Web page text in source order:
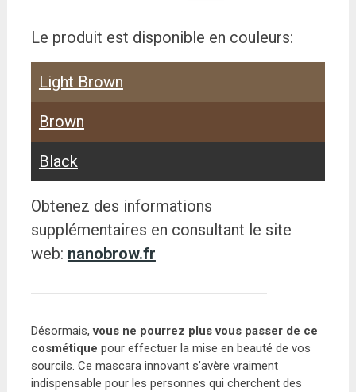
Le produit est disponible en couleurs:
Light Brown
Brown
Black
Obtenez des informations
supplémentaires en consultant le site
web: nanobrow.fr
Désormais,vous ne pourrez plus vous passer de ce
cosmétique pour effectuer la mise en beauté de vos
sourcils. Ce mascara innovant s’avère vraiment
indispensable pour les personnes qui cherchent des